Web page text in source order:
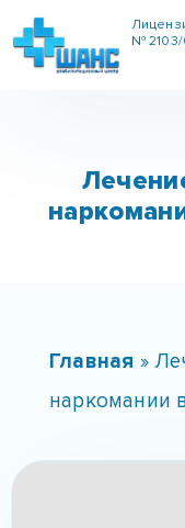
№
Главная »
наркомании